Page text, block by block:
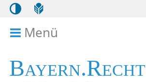
Menü
Bayern.Recht